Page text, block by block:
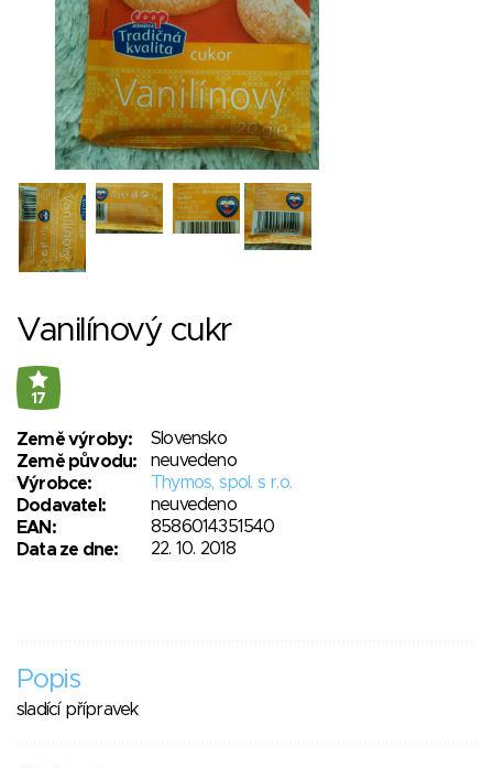
Vanilínový cukr
17
Země výroby:
Slovensko
Země původu:
neuvedeno
Výrobce:
Thymos, spol. s r.o.
Dodavatel:
neuvedeno
EAN:
8586014351540
Data ze dne:
22. 10. 2018
Popis
sladící přípravek